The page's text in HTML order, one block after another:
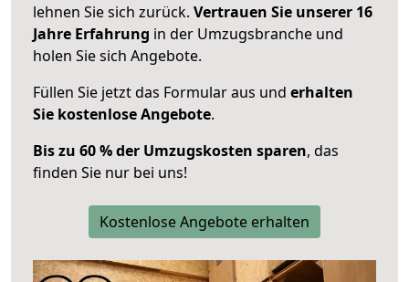
lehnen Sie sich zurück. Vertrauen Sie unserer 16
Jahre Erfahrung in der Umzugsbranche und
holen Sie sich Angebote.
Füllen Sie jetzt das Formular aus und erhalten
Sie kostenlose Angebote.
Bis zu 60 % der Umzugskosten sparen, das
finden Sie nur bei uns!
Kostenlose Angebote erhalten